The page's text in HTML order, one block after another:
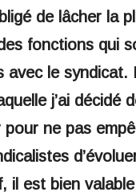
de lâcher la
fonctions qui
avec le syndicat.
j’ai décidé
pour ne pas
il est bien